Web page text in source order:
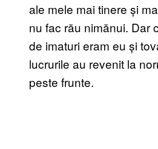
ale mele mai tinere și
nu fac rău nimănui. Dar
de imaturi eram eu și
lucrurile au revenit la
peste frunte.